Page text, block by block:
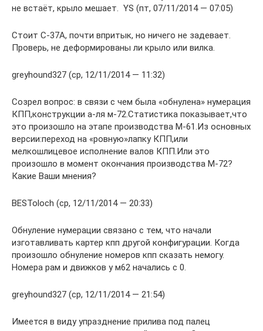
не встаёт, крыло мешает. YS (пт, 07/11/2014 — 07:05)
Стоит С-37А, почти впритык, но ничего не задевает.
Проверь, не деформированы ли крыло или вилка.
greyhound327 (ср, 12/11/2014 — 11:32)
Созрел вопрос: в связи с чем была «обнулена» нумерация
КПП,конструкции а-ля м-72.Статистика показывает,что
это произошло на этапе производства М-61.Из основных
версии:переход на «ровную»лапку КПП,или
мелкошлицевое исполнение валов КПП.Или это
произошло в момент окончания производства М-72?
Какие Ваши мнения?
BESToloch (ср, 12/11/2014 — 20:33)
Обнуление нумерации связано с тем, что начали
изготавливать картер кпп другой конфигурации. Когда
произошло обнуление номеров кпп сказать немогу.
Номера рам и движков у м62 начались с 0.
greyhound327 (ср, 12/11/2014 — 21:54)
Имеется в виду упразднение прилива под палец